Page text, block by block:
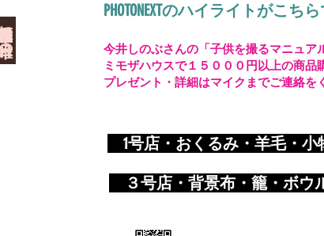
に日本唯一の
PHOTONEXTのハイライトがこ
1号店・おくるみ・羊毛・
​ ３号店・背景布・籠・ボウ
今井しのぶさんの「子供を撮るマニュア
ミモザハウスで１５０００円以上の商品
プレゼント・詳細はマイクまでご連絡を